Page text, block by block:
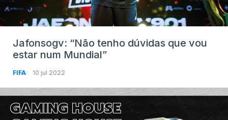
Jafonsogv: “Não tenho dúvidas que vou
estar num Mundial”
FIFA 10 jul 2022